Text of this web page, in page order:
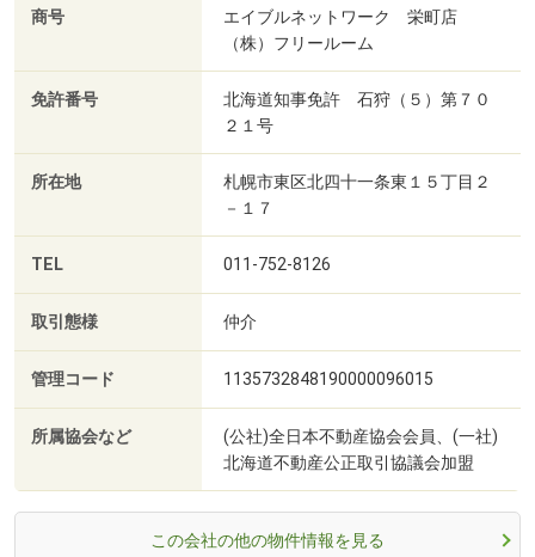
商号
エイブルネットワーク 栄町店
（株）フリールーム
免許番号
北海道知事免許 石狩（５）第７０
２１号
所在地
札幌市東区北四十一条東１５丁目２
－１７
TEL 011-752-8126
取引態様 仲介
管理コード 1135732848190000096015
所属協会など
(公社)全日本不動産協会会員、(一社)
北海道不動産公正取引協議会加盟
この会社の他の物件情報を見る